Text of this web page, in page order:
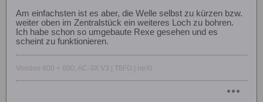
Am einfachsten ist es aber, die Welle selbst zu kürzen bzw.
weiter oben im Zentralstück ein weiteres Loch zu bohren.
Ich habe schon so umgebaute Rexe gesehen und es
scheint zu funktionieren.
Voodoo 400 + 600, AC-3X V3 | T8FG | neXt